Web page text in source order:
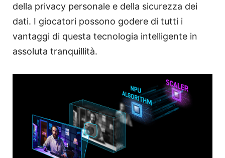
della privacy personale e della sicurezza dei
dati. I giocatori possono godere di tutti i
vantaggi di questa tecnologia intelligente in
assoluta tranquillità.